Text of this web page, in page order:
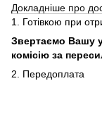
Докладніше про
1. Готівкою при
Звертаємо Вашу
комісію за
2. Передоплата